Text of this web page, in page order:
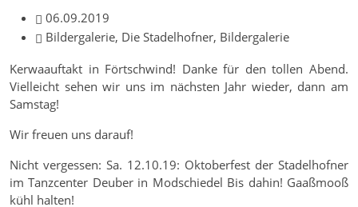
06.09.2019
Bildergalerie, Die Stadelhofner, Bildergalerie
Kerwaauftakt in Förtschwind! Danke für den tollen Abend.
Vielleicht sehen wir uns im nächsten Jahr wieder, dann am
Samstag!
Wir freuen uns darauf!
Nicht vergessen: Sa. 12.10.19: Oktoberfest der Stadelhofner
im Tanzcenter Deuber in Modschiedel Bis dahin! Gaaßmooß
kühl halten!